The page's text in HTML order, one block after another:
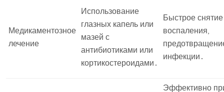
Медикаментозное
лечение
Использование
глазных капель или
мазей с
антибиотиками или
кортикостероидами․
Быстрое снятие
воспаления,
инфекции․
Эффективно